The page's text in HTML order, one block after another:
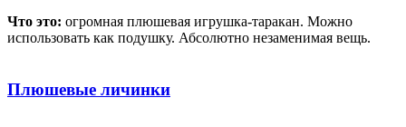
Что это: огромная плюшевая игрушка-таракан. Можно
использовать как подушку. Абсолютно незаменимая вещь.
Плюшевые личинки